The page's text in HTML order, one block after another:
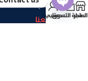
جمع واكسب
تواصل معناالمتجر
سلة التسوق
حسابي
Open